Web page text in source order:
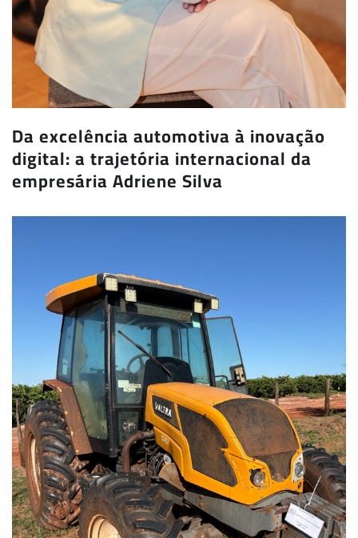
Da excelência automotiva à inovação
digital: a trajetória internacional da
empresária Adriene Silva